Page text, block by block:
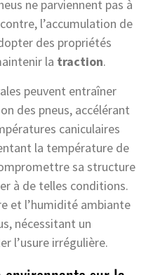
ne parviennent pas à
l’accumulation de
des propriétés
la traction.
peuvent entraîner
des pneus, accélérant
caniculaires
la température de
sa structure
à de telles conditions.
et l’humidité ambiante
nécessitant un
l’usure irrégulière.